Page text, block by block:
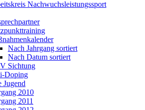
Nachwuchsleistungssport
Nach Jahrgang sortiert
Nach Datum sortiert
Sichtung
Doping
Jugend
2010
2011